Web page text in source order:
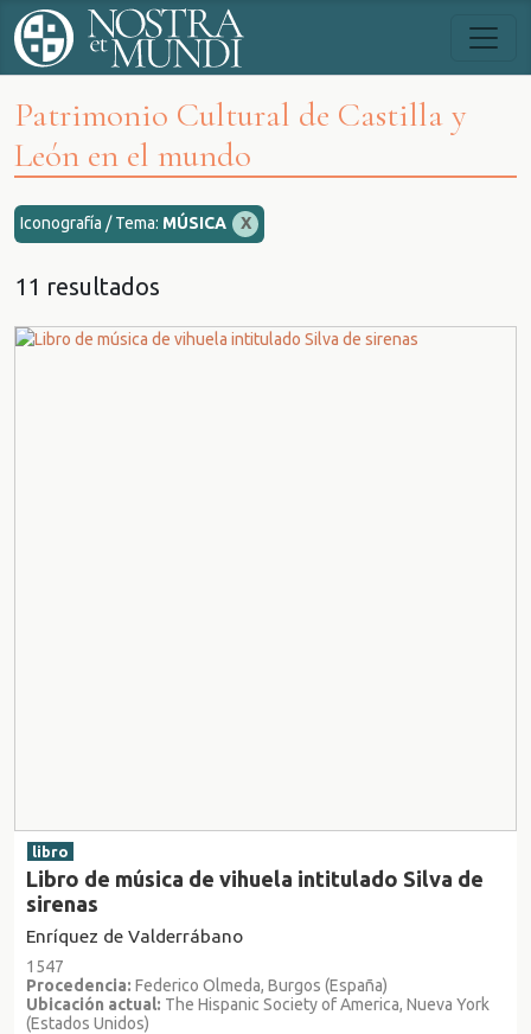
Patrimonio Cultural de Castilla y
León en el mundo
Iconografía / Tema: MÚSICA X
11 resultados
libro
Libro de música de vihuela intitulado Silva de
sirenas
Enríquez de Valderrábano
1547
Procedencia: Federico Olmeda, Burgos (España)
Ubicación actual: The Hispanic Society of America, Nueva York
(Estados Unidos)